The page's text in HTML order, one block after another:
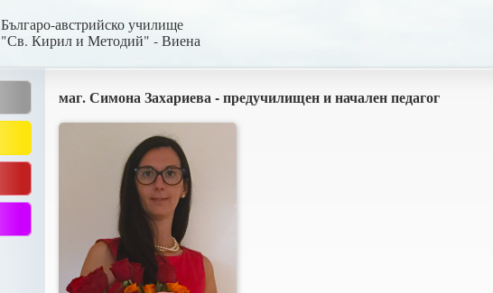
Българо-австрийско училище
"Св. Кирил и Методий" - Виена
маг. Симона Захариева - предучилищен и начален педагог